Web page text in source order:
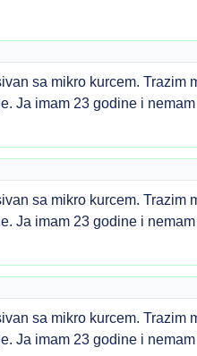
sa mikro kurcem. Trazim
Ja imam 23 godine i
sa mikro kurcem. Trazim
Ja imam 23 godine i
sa mikro kurcem. Trazim
Ja imam 23 godine i